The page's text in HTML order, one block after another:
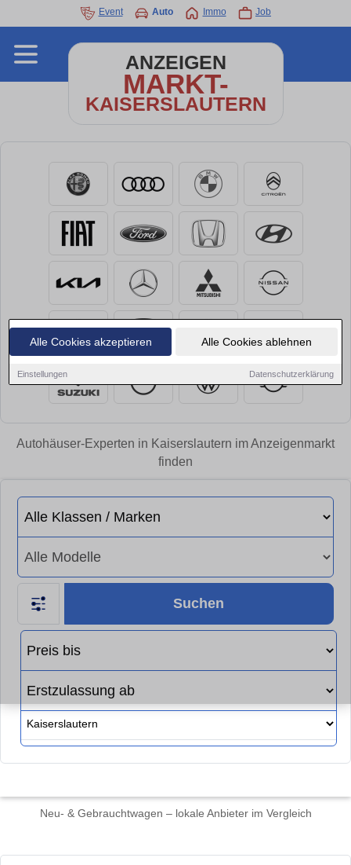
Alle Cookies akzeptieren Alle Cookies ablehnen
Einstellungen Datenschutzerklärung
Event Auto Immo Job
ANZEIGEN
MARKT-
KAISERSLAUTERN
Autohäuser-Experten in Kaiserslautern im Anzeigenmarkt
finden
Suchen
Neu- & Gebrauchtwagen – lokale Anbieter im Vergleich